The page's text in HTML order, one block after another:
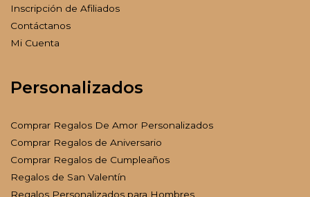
Inscripción de Afiliados
Contáctanos
Mi Cuenta
Personalizados
Comprar Regalos De Amor Personalizados
Comprar Regalos de Aniversario
Comprar Regalos de Cumpleaños
Regalos de San Valentín
Regalos Personalizados para Hombres